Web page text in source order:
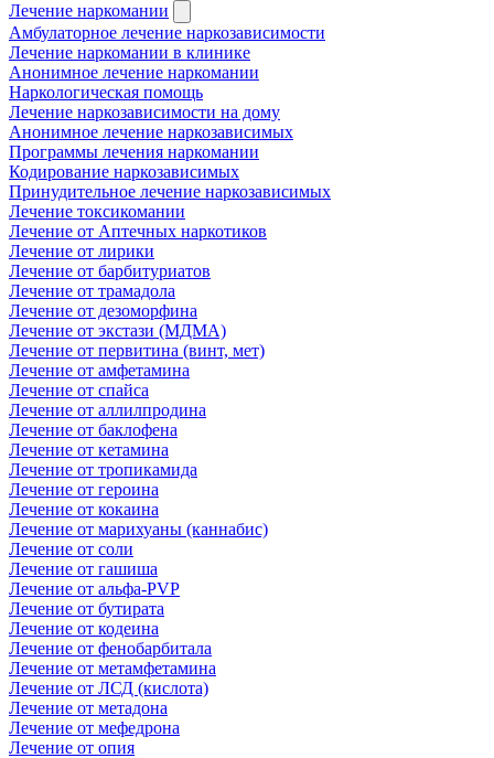
Лечение наркомании
Амбулаторное лечение наркозависимости
Лечение наркомании в клинике
Анонимное лечение наркомании
Наркологическая помощь
Лечение наркозависимости на дому
Анонимное лечение наркозависимых
Программы лечения наркомании
Кодирование наркозависимых
Принудительное лечение наркозависимых
Лечение токсикомании
Лечение от Аптечных наркотиков
Лечение от лирики
Лечение от барбитуриатов
Лечение от трамадола
Лечение от дезоморфина
Лечение от экстази (МДМА)
Лечение от первитина (винт, мет)
Лечение от амфетамина
Лечение от спайса
Лечение от аллилпродина
Лечение от баклофена
Лечение от кетамина
Лечение от тропикамида
Лечение от героина
Лечение от кокаина
Лечение от марихуаны (каннабис)
Лечение от соли
Лечение от гашиша
Лечение от альфа-PVP
Лечение от бутирата
Лечение от кодеина
Лечение от фенобарбитала
Лечение от метамфетамина
Лечение от ЛСД (кислота)
Лечение от метадона
Лечение от мефедрона
Лечение от опия